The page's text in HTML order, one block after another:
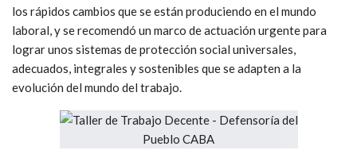
los rápidos cambios que se están produciendo en el mundo
laboral, y se recomendó un marco de actuación urgente para
lograr unos sistemas de protección social universales,
adecuados, integrales y sostenibles que se adapten a la
evolución del mundo del trabajo.